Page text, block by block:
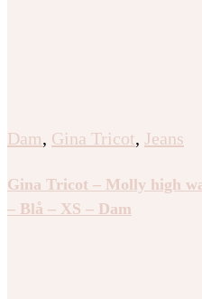
Dam, Gina Tricot, Jeans
Gina Tricot – Molly high
– Blå – XS – Dam